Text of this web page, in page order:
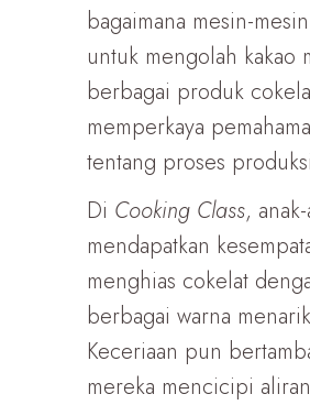
bagaimana mesin-
untuk mengolah kakao
berbagai produk
memperkaya
tentang proses
Di Cooking Class,
mendapatkan
menghias cokelat
berbagai warna
Keceriaan pun
mereka mencicipi